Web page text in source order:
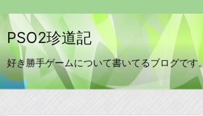
PSO2珍道記
好き勝手ゲームについて書いてるブログです。